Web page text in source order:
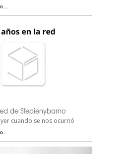
de Stepienybarno
cuando se nos ocurrió